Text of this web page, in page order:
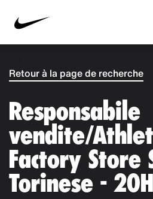
Retour à la page de recherche
Responsabile
vendite/
Factory Store
Torinese - 20H